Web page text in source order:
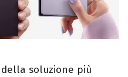
soluzione più